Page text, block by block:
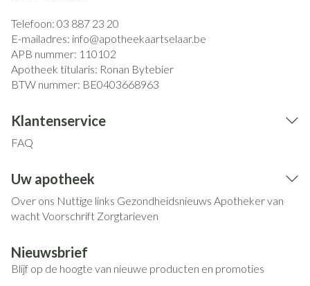
Telefoon: 03 887 23 20
E-mailadres: info@apotheekaartselaar.be
APB nummer: 110102
Apotheek titularis: Ronan Bytebier
BTW nummer: BE0403668963
Klantenservice
FAQ
Uw apotheek
Over ons Nuttige links Gezondheidsnieuws Apotheker van
wachtVoorschrift Zorgtarieven
Nieuwsbrief
Blijf op de hoogte van nieuwe producten en promoties